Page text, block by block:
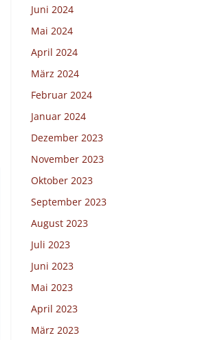
Juni 2024
Mai 2024
April 2024
März 2024
Februar 2024
Januar 2024
Dezember 2023
November 2023
Oktober 2023
September 2023
August 2023
Juli 2023
Juni 2023
Mai 2023
April 2023
März 2023